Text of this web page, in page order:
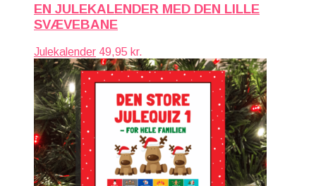
EN JULEKALENDER MED DEN LILLE
SVÆVEBANE
Julekalender 49,95 kr.